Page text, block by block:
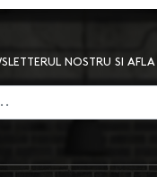
NOSTRU SI